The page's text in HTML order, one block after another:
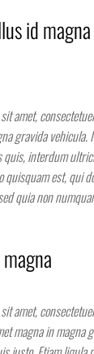
id
amet,
gravida
interdum
est, qui
quia non
amet,
magna in magna